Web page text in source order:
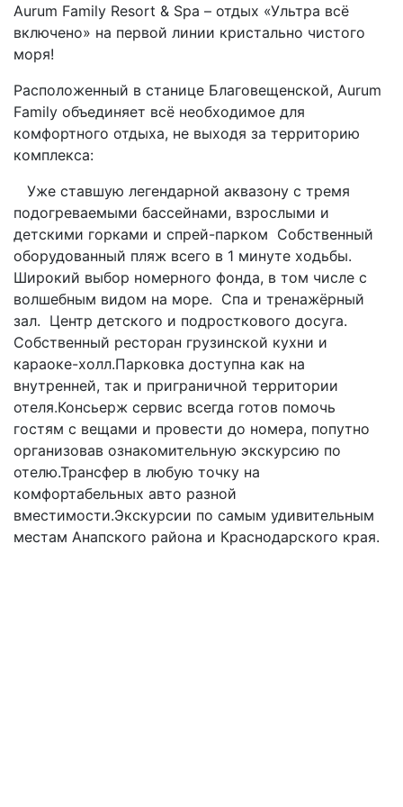
Aurum Family Resort & Spa – отдых «Ультра всё
включено» на первой линии кристально чистого
моря!
Расположенный в станице Благовещенской, Aurum
Family объединяет всё необходимое для
комфортного отдыха, не выходя за территорию
комплекса:
Уже ставшую легендарной аквазону с тремя
подогреваемыми бассейнами, взрослыми и
детскими горками и спрей-парком Собственный
оборудованный пляж всего в 1 минуте ходьбы.
Широкий выбор номерного фонда, в том числе с
волшебным видом на море. Спа и тренажёрный
зал. Центр детского и подросткового досуга.
Собственный ресторан грузинской кухни и
караоке-холл.Парковка доступна как на
внутренней, так и приграничной территории
отеля.Консьерж сервис всегда готов помочь
гостям с вещами и провести до номера, попутно
организовав ознакомительную экскурсию по
отелю.Трансфер в любую точку на
комфортабельных авто разной
вместимости.Экскурсии по самым удивительным
местам Анапского района и Краснодарского края.